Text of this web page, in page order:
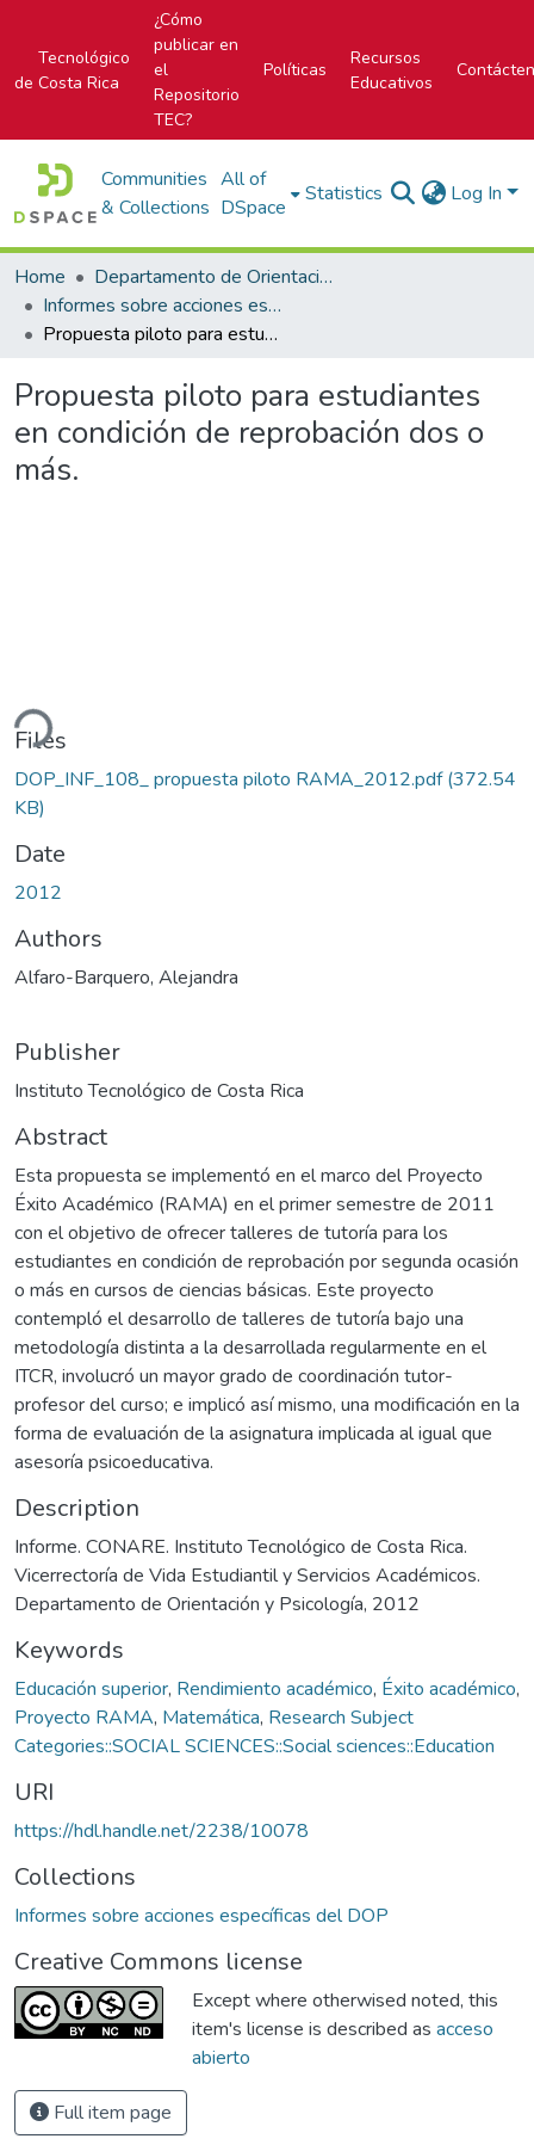
Tecnológico
de Costa Rica
¿Cómo
publicar en
el
Repositorio
TEC?
Políticas
Recursos
Educativos
Communities
& Collections
All of
DSpace
Statistics Log In
Home
Departamento de Orientación y Psicología
Informes sobre acciones específicas del DOP
Propuesta piloto para estudiantes en condición de reprobación dos o más.
Propuesta piloto para estudiantes
en condición de reprobación dos o
más.
Files
DOP_INF_108_ propuesta piloto RAMA_2012.pdf(372.54
KB)
Date
2012
Authors
Alfaro-Barquero, Alejandra
Publisher
Instituto Tecnológico de Costa Rica
Abstract
Esta propuesta se implementó en el marco del Proyecto
Éxito Académico (RAMA) en el primer semestre de 2011
con el objetivo de ofrecer talleres de tutoría para los
estudiantes en condición de reprobación por segunda ocasión
o más en cursos de ciencias básicas. Este proyecto
contempló el desarrollo de talleres de tutoría bajo una
metodología distinta a la desarrollada regularmente en el
ITCR, involucró un mayor grado de coordinación tutor-
profesor del curso; e implicó así mismo, una modificación en la
forma de evaluación de la asignatura implicada al igual que
asesoría psicoeducativa.
Description
Informe. CONARE. Instituto Tecnológico de Costa Rica.
Vicerrectoría de Vida Estudiantil y Servicios Académicos.
Departamento de Orientación y Psicología, 2012
Keywords
Educación superior, Rendimiento académico, Éxito académico,
Proyecto RAMA, Matemática, Research Subject
Categories::SOCIAL SCIENCES::Social sciences::Education
URI
https://hdl.handle.net/2238/10078
Collections
Informes sobre acciones específicas del DOP
Creative Commons license
Except where otherwised noted, this
item's license is described as acceso
abierto
Full item page